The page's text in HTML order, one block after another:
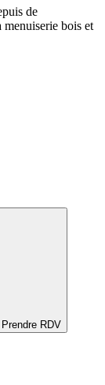
de
menuiserie bois et
Prendre RDV